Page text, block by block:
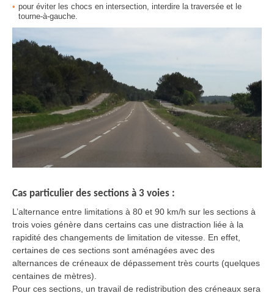
pour éviter les chocs en intersection, interdire la traversée et le
tourne-à-gauche.
Cas particulier des sections à 3 voies :
L’alternance entre limitations à 80 et 90 km/h sur les sections à
trois voies génère dans certains cas une distraction liée à la
rapidité des changements de limitation de vitesse. En effet,
certaines de ces sections sont aménagées avec des
alternances de créneaux de dépassement très courts (quelques
centaines de mètres).
Pour ces sections, un travail de redistribution des créneaux sera